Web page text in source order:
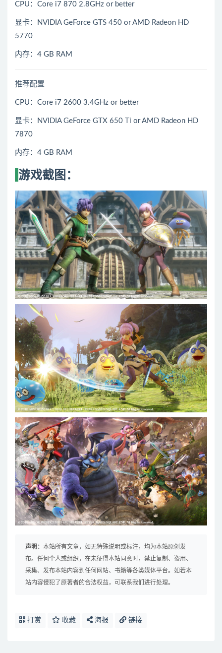
CPU：Core i7 870 2.8GHz or better
显卡：NVIDIA GeForce GTS 450 or AMD Radeon HD
5770
内存：4 GB RAM
推荐配置
CPU：Core i7 2600 3.4GHz or better
显卡：NVIDIA GeForce GTX 650 Ti or AMD Radeon HD
7870
内存：4 GB RAM
游戏截图：
声明： 本站所有文章，如无特殊说明或标注，均为本站原创发
布。任何个人或组织，在未征得本站同意时，禁止复制、盗用、
采集、发布本站内容到任何网站、书籍等各类媒体平台。如若本
站内容侵犯了原著者的合法权益，可联系我们进行处理。
打赏 收藏 海报 链接